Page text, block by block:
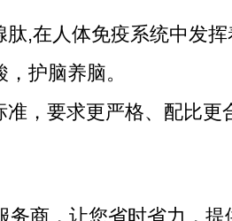
肽,在人体免疫系统中发
护脑养脑。
准，要求更严格、配比更
务商，让您省时省力，